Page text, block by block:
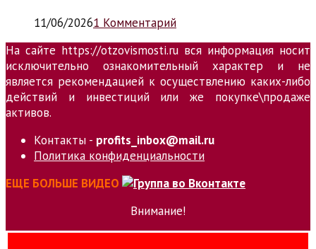
11/06/20261 Комментарий
На сайте https://otzovismosti.ru вся информация носит
исключительно ознакомительный характер и не
является рекомендацией к осуществлению каких-либо
действий и инвестиций или же покупке\продаже
активов.
Контакты - profits_inbox@mail.ru
Политика конфиденциальности
ЕЩЕ БОЛЬШЕ ВИДЕО
Внимание!